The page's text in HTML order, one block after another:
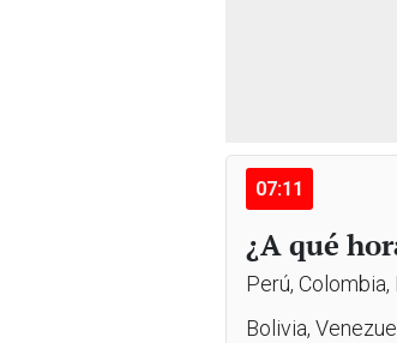
07:11
¿A qué
Perú, Colombia,
Bolivia,